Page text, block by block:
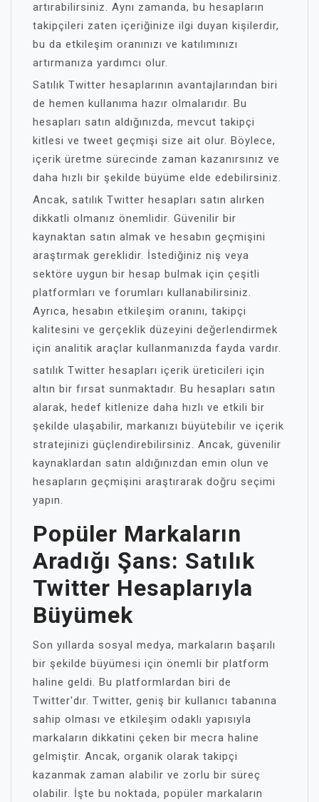
artırabilirsiniz. Aynı zamanda, bu hesapların
takipçileri zaten içeriğinize ilgi duyan kişilerdir,
bu da etkileşim oranınızı ve katılımınızı
artırmanıza yardımcı olur.
Satılık Twitter hesaplarının avantajlarından biri
de hemen kullanıma hazır olmalarıdır. Bu
hesapları satın aldığınızda, mevcut takipçi
kitlesi ve tweet geçmişi size ait olur. Böylece,
içerik üretme sürecinde zaman kazanırsınız ve
daha hızlı bir şekilde büyüme elde edebilirsiniz.
Ancak, satılık Twitter hesapları satın alırken
dikkatli olmanız önemlidir. Güvenilir bir
kaynaktan satın almak ve hesabın geçmişini
araştırmak gereklidir. İstediğiniz niş veya
sektöre uygun bir hesap bulmak için çeşitli
platformları ve forumları kullanabilirsiniz.
Ayrıca, hesabın etkileşim oranını, takipçi
kalitesini ve gerçeklik düzeyini değerlendirmek
için analitik araçlar kullanmanızda fayda vardır.
satılık Twitter hesapları içerik üreticileri için
altın bir fırsat sunmaktadır. Bu hesapları satın
alarak, hedef kitlenize daha hızlı ve etkili bir
şekilde ulaşabilir, markanızı büyütebilir ve içerik
stratejinizi güçlendirebilirsiniz. Ancak, güvenilir
kaynaklardan satın aldığınızdan emin olun ve
hesapların geçmişini araştırarak doğru seçimi
yapın.
Popüler Markaların
Aradığı Şans: Satılık
Twitter Hesaplarıyla
Büyümek
Son yıllarda sosyal medya, markaların başarılı
bir şekilde büyümesi için önemli bir platform
haline geldi. Bu platformlardan biri de
Twitter'dır. Twitter, geniş bir kullanıcı tabanına
sahip olması ve etkileşim odaklı yapısıyla
markaların dikkatini çeken bir mecra haline
gelmiştir. Ancak, organik olarak takipçi
kazanmak zaman alabilir ve zorlu bir süreç
olabilir. İşte bu noktada, popüler markaların